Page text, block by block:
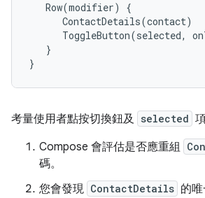
Row(modifier)
{
ContactDetails(contact)
ToggleButton(selected,
}
}
考量使用者點按切換鈕及 selected
Compose 會評估是否應重組
碼。
您會發現 ContactDetails 的